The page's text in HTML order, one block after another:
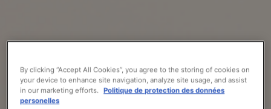
By clicking “Accept All Cookies”, you agree to the storing of cookies on
your device to enhance site navigation, analyze site usage, and assist
in our marketing efforts. Politique de protection des données
personelles